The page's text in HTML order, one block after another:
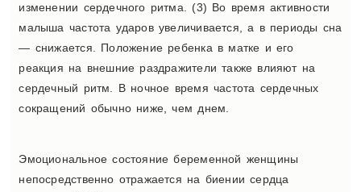
изменении сердечного ритма. (3) Во время активности
малыша частота ударов увеличивается, а в периоды сна
— снижается. Положение ребенка в матке и его
реакция на внешние раздражители также влияют на
сердечный ритм. В ночное время частота сердечных
сокращений обычно ниже, чем днем.
Эмоциональное состояние беременной женщины
непосредственно отражается на биении сердца